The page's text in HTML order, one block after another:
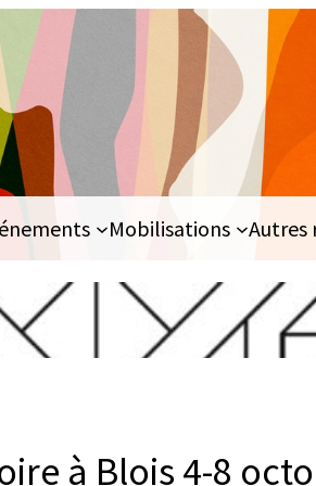
Mobilisations Autres
à Blois 4-8